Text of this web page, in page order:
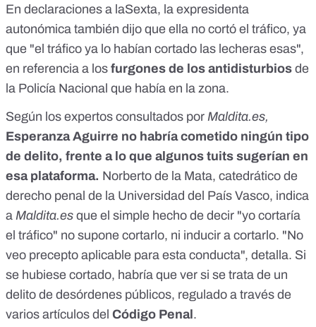
En declaraciones a laSexta, la expresidenta
autonómica también dijo que ella no cortó el tráfico, ya
que "el tráfico ya lo habían cortado las lecheras esas",
en referencia a los furgones de los antidisturbios de
la Policía Nacional que había en la zona.
Según los expertos consultados por Maldita.es,
Esperanza Aguirre no habría cometido ningún tipo
de delito, frente a lo que algunos tuits sugerían en
esa plataforma. Norberto de la Mata, catedrático de
derecho penal de la Universidad del País Vasco, indica
a Maldita.es que el simple hecho de decir "yo cortaría
el tráfico" no supone cortarlo, ni inducir a cortarlo. "No
veo precepto aplicable para esta conducta", detalla. Si
se hubiese cortado, habría que ver si se trata de un
delito de desórdenes públicos, regulado a través de
varios artículos del Código Penal .